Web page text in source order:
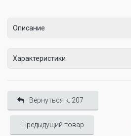
Описание
Характеристики
Вернуться к: 207
Предыдущий товар